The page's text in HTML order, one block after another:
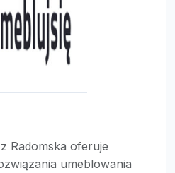
Radomska oferuje
umeblowania